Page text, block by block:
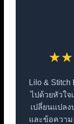
★★
Lilo &
ไปด้วยหัวใจ
เปลี่ยนแปล
และข้อความ